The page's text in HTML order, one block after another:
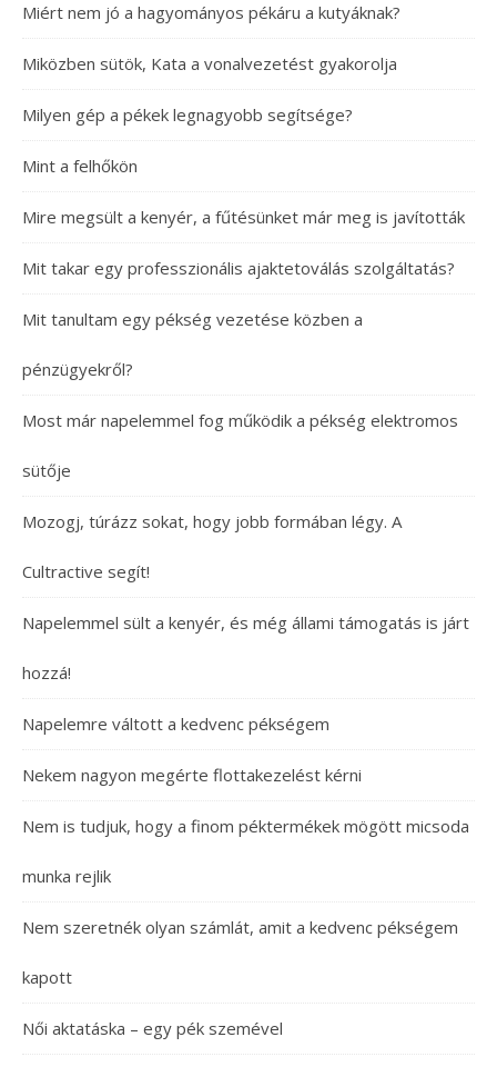
Miért nem jó a hagyományos pékáru a kutyáknak?
Miközben sütök, Kata a vonalvezetést gyakorolja
Milyen gép a pékek legnagyobb segítsége?
Mint a felhőkön
Mire megsült a kenyér, a fűtésünket már meg is javították
Mit takar egy professzionális ajaktetoválás szolgáltatás?
Mit tanultam egy pékség vezetése közben a
pénzügyekről?
Most már napelemmel fog működik a pékség elektromos
sütője
Mozogj, túrázz sokat, hogy jobb formában légy. A
Cultractive segít!
Napelemmel sült a kenyér, és még állami támogatás is járt
hozzá!
Napelemre váltott a kedvenc pékségem
Nekem nagyon megérte flottakezelést kérni
Nem is tudjuk, hogy a finom péktermékek mögött micsoda
munka rejlik
Nem szeretnék olyan számlát, amit a kedvenc pékségem
kapott
Női aktatáska – egy pék szemével